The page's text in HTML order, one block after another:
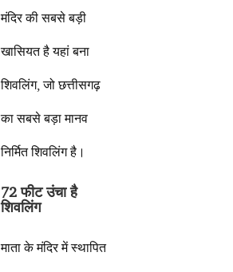
मंदिर की सबसे बड़ी
खासियत है यहां बना
शिवलिंग, जो छत्तीसगढ़
का सबसे बड़ा मानव
निर्मित शिवलिंग है।
72 फीट उंचा है
शिवलिंग
माता के मंदिर में स्थापित